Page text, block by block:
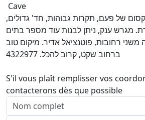
Cave
של פעם, תקרות גבוהות, חד' גדולים,
מגרש ענק, ניתן לבנות עוד מספר בתים
רחובות, פוטנציאל אדיר. מיקום טוב
ברחוב שקט, קרוב להכל. 4322977
S'il vous plaît remplisser vos
contacterons dès que possible